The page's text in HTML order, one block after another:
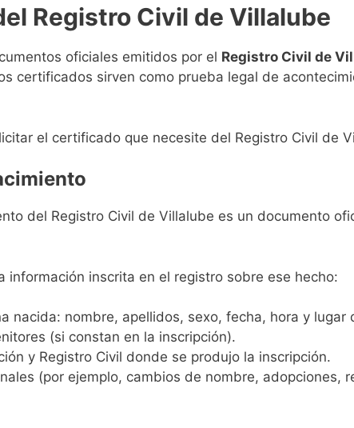
Registro Civil de Villalube
oficiales emitidos por el Registro Civil de
certificados sirven como prueba legal de
el certificado que necesite del Registro Civil de
del Registro Civil de Villalube es un documento
información inscrita en el registro sobre ese hecho:
nacida: nombre, apellidos, sexo, fecha, hora y lugar
(si constan en la inscripción).
y Registro Civil donde se produjo la inscripción.
(por ejemplo, cambios de nombre, adopciones,